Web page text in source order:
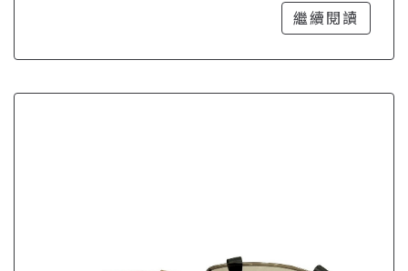
繼續閱讀